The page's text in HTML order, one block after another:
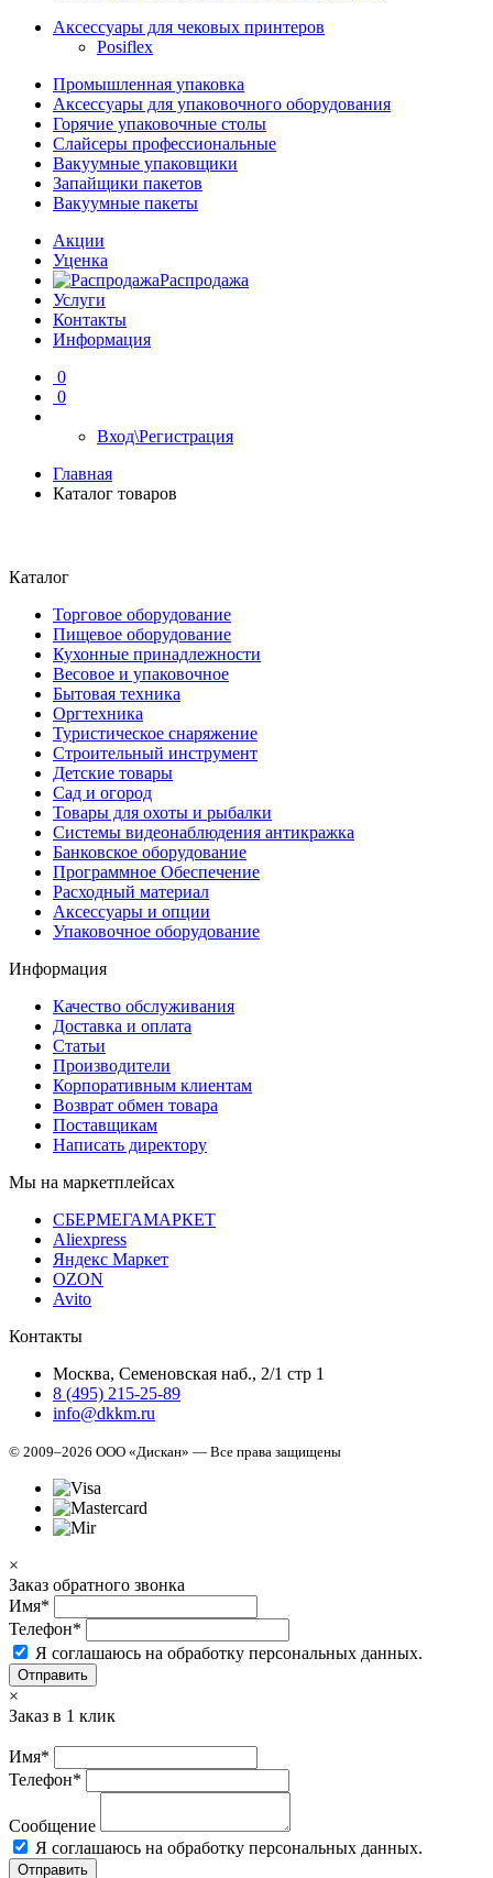
Аксессуары для чековых принтеров
Posiflex
Промышленная упаковка
Аксессуары для упаковочного оборудования
Горячие упаковочные столы
Слайсеры профессиональные
Вакуумные упаковщики
Запайщики пакетов
Вакуумные пакеты
Акции
Уценка
Распродажа
Услуги
Контакты
Информация
0
0
Вход\Регистрация
Главная
Каталог товаров
Каталог
Торговое оборудование
Пищевое оборудование
Кухонные принадлежности
Весовое и упаковочное
Бытовая техника
Оргтехника
Туристическое снаряжение
Строительный инструмент
Детские товары
Сад и огород
Товары для охоты и рыбалки
Системы видеонаблюдения антикражка
Банковское оборудование
Программное Обеспечение
Расходный материал
Аксессуары и опции
Упаковочное оборудование
Информация
Качество обслуживания
Доставка и оплата
Статьи
Производители
Корпоративным клиентам
Возврат обмен товара
Поставщикам
Написать директору
Мы на маркетплейсах
СБЕРМЕГАМАРКЕТ
Aliexpress
Яндекс Маркет
OZON
Avito
Контакты
Москва, Семеновская наб., 2/1 стр 1
8 (495) 215-25-89
info@dkkm.ru
© 2009–2026 ООО «Дискан» — Все права защищены
×
Заказ обратного звонка
Имя*
Телефон*
Я соглашаюсь на обработку персональных данных.
Отправить
×
Заказ в 1 клик
Имя*
Телефон*
Сообщение
Я соглашаюсь на обработку персональных данных.
Отправить